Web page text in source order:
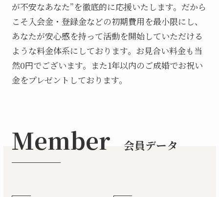
が不安なあなた”を徹底的に応援いたします。だから
こそ入会金・登録金などの初期費用を最小限にし、
あなたが安心感を持って活動を開始していただける
ような料金体系にしております。お見合い料金も当
然0円でございます。また1年以内のご成婚でお祝い
金をプレゼントしております。
Member 会員データ